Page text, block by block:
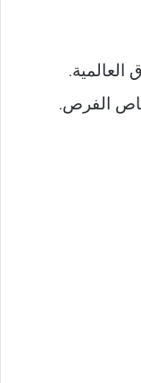
العالمية.
الفرص.